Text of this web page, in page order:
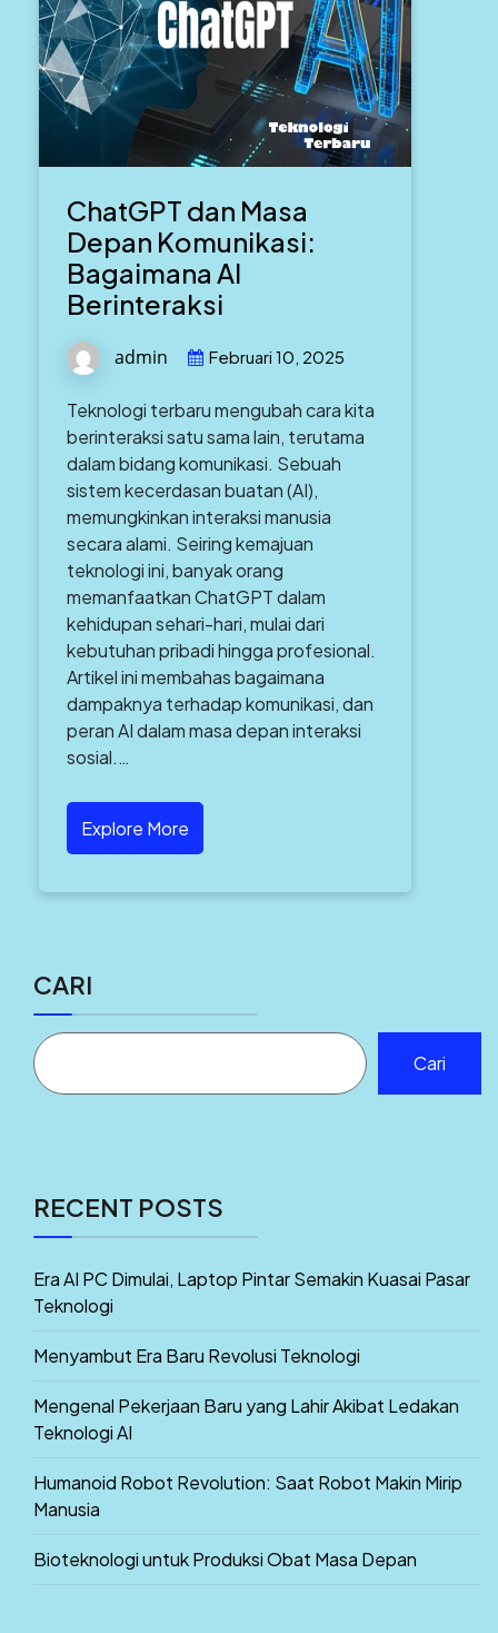
ChatGPT dan Masa
Depan Komunikasi:
Bagaimana AI
Berinteraksi
admin Februari 10, 2025
Teknologi terbaru mengubah cara kita
berinteraksi satu sama lain, terutama
dalam bidang komunikasi. Sebuah
sistem kecerdasan buatan (AI),
memungkinkan interaksi manusia
secara alami. Seiring kemajuan
teknologi ini, banyak orang
memanfaatkan ChatGPT dalam
kehidupan sehari-hari, mulai dari
kebutuhan pribadi hingga profesional.
Artikel ini membahas bagaimana
dampaknya terhadap komunikasi, dan
peran AI dalam masa depan interaksi
sosial.…
Explore More
CARI
Cari
RECENT POSTS
Era AI PC Dimulai, Laptop Pintar Semakin Kuasai Pasar
Teknologi
Menyambut Era Baru Revolusi Teknologi
Mengenal Pekerjaan Baru yang Lahir Akibat Ledakan
Teknologi AI
Humanoid Robot Revolution: Saat Robot Makin Mirip
Manusia
Bioteknologi untuk Produksi Obat Masa Depan